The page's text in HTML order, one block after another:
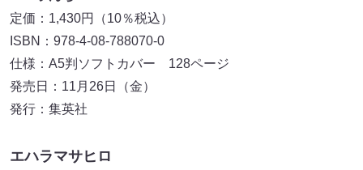
定価：1,430円（10％税込）
ISBN：978-4-08-788070-0
仕様：A5判ソフトカバー 128ページ
発売日：11月26日（金）
発行：集英社
エハラマサヒロ